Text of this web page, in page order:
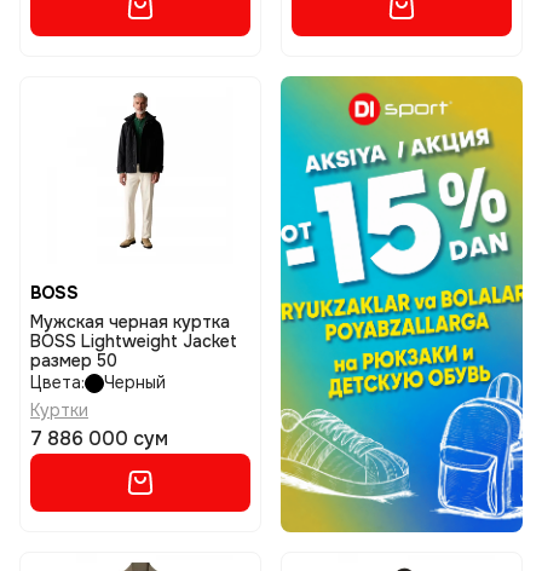
BOSS
Мужская черная куртка
BOSS Lightweight Jacket
размер 50
Цвета:
Черный
Куртки
7 886 000 сум